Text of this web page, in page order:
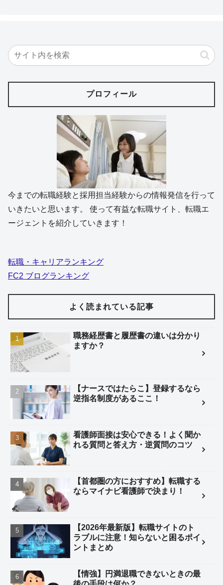
プロフィール
今までの転職経験と採用担当経験からの情報発信を行って
いきたいと思います。 使って有益な転職サイト、転職エ
ージェントを紹介していきます！
転職・キャリアランキング
FC2 ブログランキング
よく読まれている記事
職務経歴書と履歴書の違いは分かり
ますか？
【ナースではたらこ】登録するなら
逆指名制度があるここ！
看護師面接は安心できる！よく聞か
れる質問と答え方・逆質問のコツ
【首都圏の方におすすめ】転職する
ならマイナビ看護師で決まり！
【2026年最新版】転職サイトのト
ラブルに注意！知らないと困るポイ
ントまとめ
【情強】円満退職できないときの最